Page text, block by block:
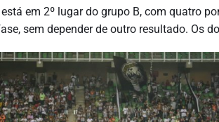
em 2º lugar do grupo B, com quatro
sem depender de outro resultado. Os